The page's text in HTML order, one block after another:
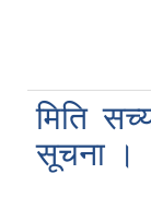
मिति
सूचना ।